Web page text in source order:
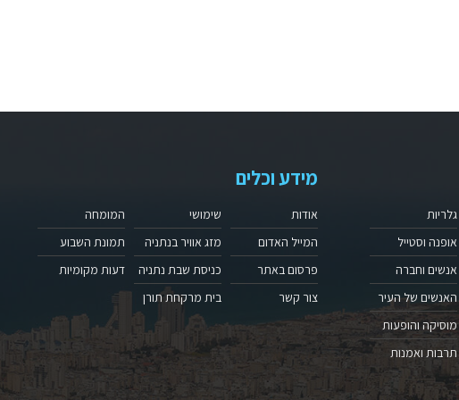
גלריות
אופנה וסטייל
אנשים וחברה
האנשים של העיר
מוסיקה והופעות
תרבות ואמנות
מידע וכלים
אודות
המייל האדום
פרסום באתר
צור קשר
שימושי
מזג אוויר בנתניה
כניסת שבת נתניה
בית מרקחת תורן
המומחה
תמונת השבוע
דעות מקומיות